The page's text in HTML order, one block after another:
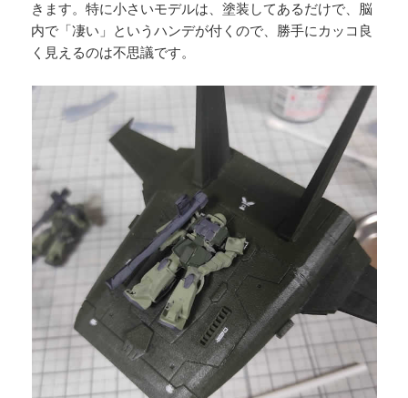
きます。特に小さいモデルは、塗装してあるだけで、脳
内で「凄い」というハンデが付くので、勝手にカッコ良
く見えるのは不思議です。